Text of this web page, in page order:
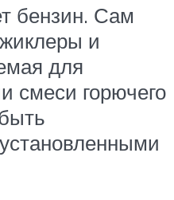
бензин. Сам
и
для
смеси горючего